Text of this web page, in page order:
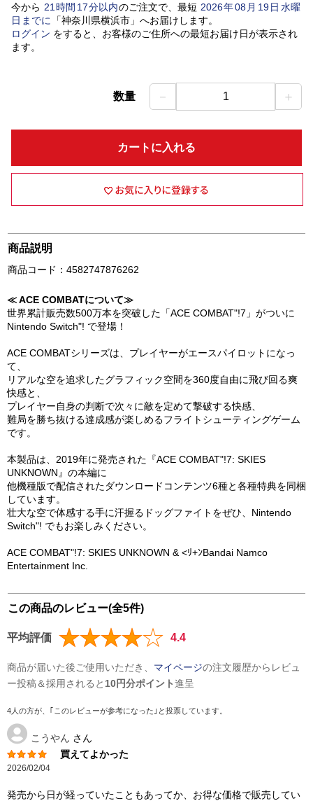
今から 21 時間 17分以内のご注文で、最短 2026年08 月 19日水曜
日 までに 「神奈川県横浜市」 へお届けします。
ログイン をすると、お客様のご住所への最短お届け日が表示され
ます。
数量 － 1 ＋
カートに入れる
商品説明
商品コード：4582747876262
≪ ACE COMBATについて≫
世界累計販売数500万本を突破した「ACE COMBAT"!7」がついに
Nintendo Switch"! で登場！
ACE COMBATシリーズは、プレイヤーがエースパイロットになっ
て、
リアルな空を追求したグラフィック空間を360度自由に飛び回る爽
快感と、
プレイヤー自身の判断で次々に敵を定めて撃破する快感、
難局を勝ち抜ける達成感が楽しめるフライトシューティングゲーム
です。
本製品は、2019年に発売された『ACE COMBAT"!7: SKIES
UNKNOWN』の本編に
他機種版で配信されたダウンロードコンテンツ6種と各種特典を同梱
しています。
壮大な空で体感する手に汗握るドッグファイトをぜひ、Nintendo
Switch"! でもお楽しみください。
ACE COMBAT"!7: SKIES UNKNOWN & <ﾘ+ﾝBandai Namco
Entertainment Inc.
この商品のレビュー(全5件)
平均評価 4.4
商品が届いた後ご使用いただき、 マイページの注文履歴からレビュ
ー投稿＆採用されると 10円分ポイント進呈
4人の方が、｢このレビューが参考になった｣と投票しています。
こうやん さん
買えてよかった
2026/02/04
発売から日が経っていたこともあってか、お得な価格で販売してい